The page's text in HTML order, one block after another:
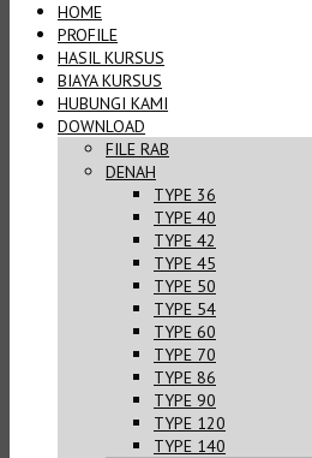
HOME
PROFILE
HASIL KURSUS
BIAYA KURSUS
HUBUNGI KAMI
DOWNLOAD
FILE RAB
DENAH
TYPE 36
TYPE 40
TYPE 42
TYPE 45
TYPE 50
TYPE 54
TYPE 60
TYPE 70
TYPE 86
TYPE 90
TYPE 120
TYPE 140